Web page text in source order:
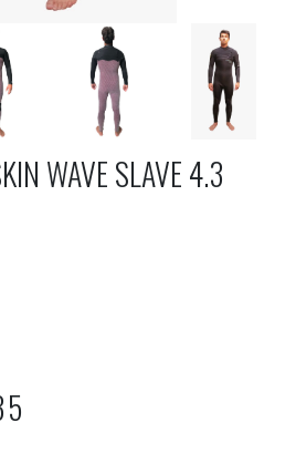
WAVE SLAVE 4.3